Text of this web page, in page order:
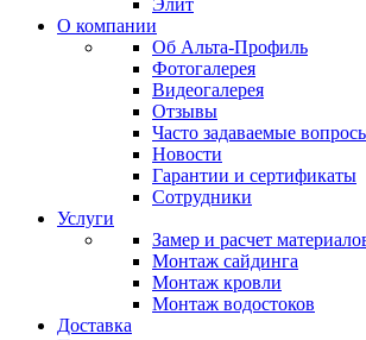
Элит
О компании
Об Альта-Профиль
Фотогалерея
Видеогалерея
Отзывы
Часто задаваемые
Новости
Гарантии и сертификаты
Сотрудники
Услуги
Замер и расчет
Монтаж сайдинга
Монтаж кровли
Монтаж водостоков
Доставка